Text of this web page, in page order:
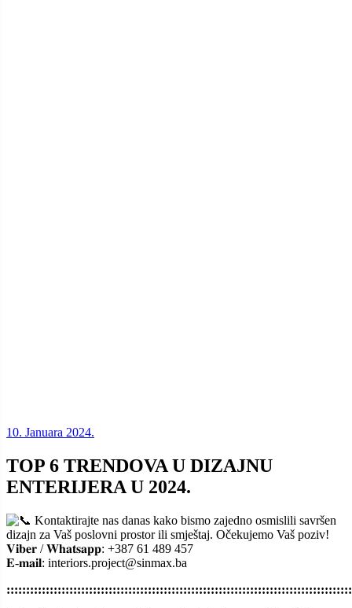
10. Januara 2024.
TOP 6 TRENDOVA U DIZAJNU
ENTERIJERA U 2024.
Kontaktirajte nas danas kako bismo zajedno osmislili savršen
dizajn za Vaš poslovni prostor ili smještaj. Očekujemo Vaš poziv!
𝐕𝐢𝐛𝐞𝐫 / 𝐖𝐡𝐚𝐭𝐬𝐚𝐩𝐩: +387 61 489 457
𝐄-𝐦𝐚𝐢𝐥: interiors.project@sinmax.ba